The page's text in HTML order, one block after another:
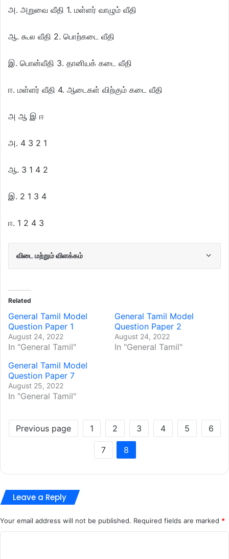
அ. அறுவை வீதி 1. மள்ளர் வாழும் வீதி
ஆ. கூல வீதி 2. பொற்கடை வீதி
இ. பொன்வீதி 3. தானியக் கடை வீதி
ஈ. மள்ளர் வீதி 4. ஆடைகள் விற்கும் கடை வீதி
அ ஆ இ ஈ
அ. 4 3 2 1
ஆ. 3 1 4 2
இ. 2 1 3 4
ஈ. 1 2 4 3
விடை மற்றும் விளக்கம்
Related
General Tamil Model
Question Paper 1
August 24, 2022
In "General Tamil"
General Tamil Model
Question Paper 2
August 24, 2022
In "General Tamil"
General Tamil Model
Question Paper 7
August 25, 2022
In "General Tamil"
Previous page 1 2 3 4 5 6
7 8
Leave a Reply
Your email address will not be published. Required fields are marked *